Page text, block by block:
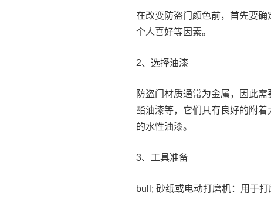
在改变防盗门颜色前，首先要
个人喜好等因素。
2、选择油漆
防盗门材质通常为金属，因此
酯油漆等，它们具有良好的附
的水性油漆。
3、工具准备
bull; 砂纸或电动打磨机：用于打